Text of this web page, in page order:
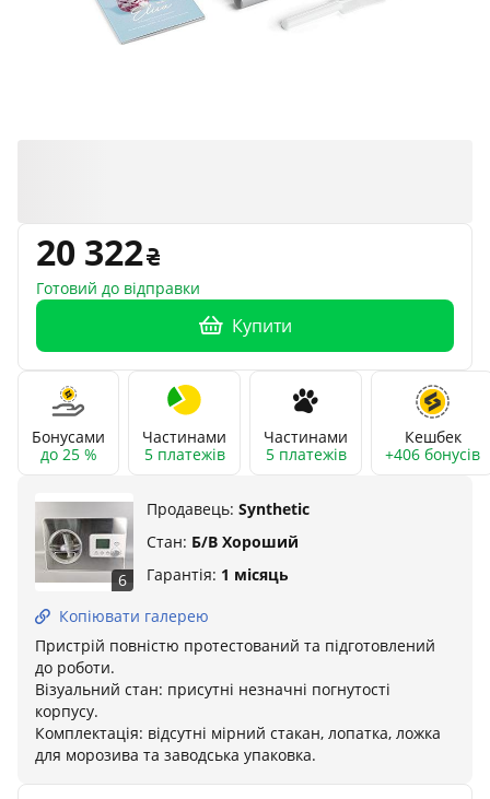
20 322
Готовий до відправки
Купити
Бонусами
до 25 %
Частинами
5 платежів
Частинами
5 платежів
Кешбек
+406 бонусів
6
Продавець: Synthetic
Стан: Б/В Хороший
Гарантія: 1 місяць
Копіювати галерею
Пристрій повністю протестований та підготовлений
до роботи.
Візуальний стан: присутні незначні погнутості
корпусу.
Комплектація: відсутні мірний стакан, лопатка, ложка
для морозива та заводська упаковка.